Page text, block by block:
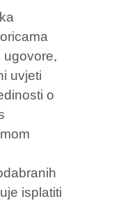
ugovore,
uvjeti
o
isplatiti